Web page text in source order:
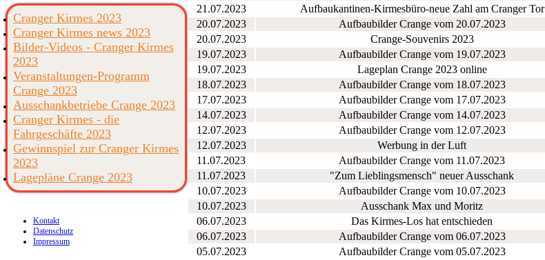
21.07.2023
Aufbaukantinen-Kirmesbüro-neue Zahl am Cranger Tor
20.07.2023
Aufbaubilder Crange vom 20.07.2023
20.07.2023
Crange-Souvenirs 2023
19.07.2023
Aufbaubilder Crange vom 19.07.2023
19.07.2023
Lageplan Crange 2023 online
18.07.2023
Aufbaubilder Crange vom 18.07.2023
17.07.2023
Aufbaubilder Crange vom 17.07.2023
14.07.2023
Aufbaubilder Crange vom 14.07.2023
12.07.2023
Aufbaubilder Crange vom 12.07.2023
12.07.2023
Werbung in der Luft
11.07.2023
Aufbaubilder Crange vom 11.07.2023
11.07.2023
"Zum Lieblingsmensch" neuer Ausschank
10.07.2023
Aufbaubilder Crange vom 10.07.2023
10.07.2023
Ausschank Max und Moritz
06.07.2023
Das Kirmes-Los hat entschieden
06.07.2023
Aufbaubilder Crange vom 06.07.2023
05.07.2023
Aufbaubilder Crange vom 05.07.2023
Cranger Kirmes 2023
Cranger Kirmes news 2023
Bilder-Videos - Cranger Kirmes
2023
Veranstaltungen-Programm
Crange 2023
Ausschankbetriebe Crange 2023
Cranger Kirmes - die
Fahrgeschäfte 2023
Gewinnspiel zur Cranger Kirmes
2023
Lagepläne Crange 2023
Kontakt
Datenschutz
Impressum